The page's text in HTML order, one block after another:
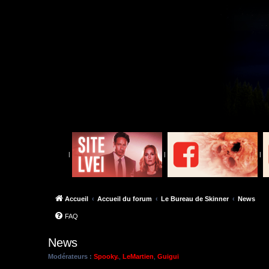
| | |
Accueil Accueil du forum Le Bureau de Skinner News
FAQ
News
Modérateurs : Spooky. LeMartien Guigui